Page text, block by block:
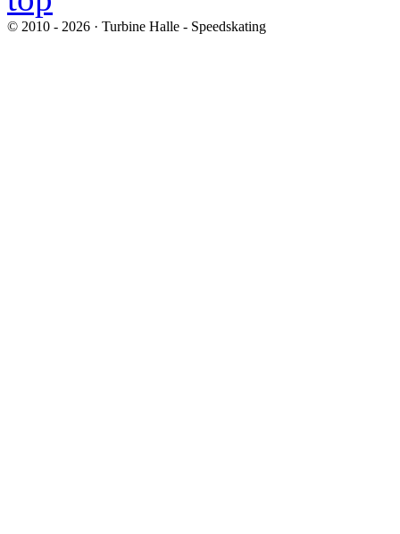
© 2010 - 2026 · Turbine Halle - Speedskating